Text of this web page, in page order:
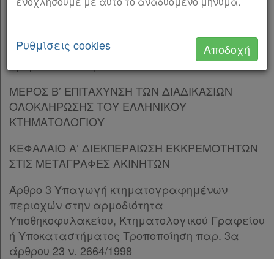
Άρθρο 12 [-]
Παρ.1Β
Παρ.4
Άρθρο 13
Άρθρο 14
Άρθρο 15
ΚΕΦΑΛΑΙΟ Β’ [-]
Άρθρο 16
Άρθρο 17
Άρθρο 18 [-]
Παρ.1
Παρ.2
Άρθρο 19 [-]
ΜΕΡΟΣ Α’ ΣΚΟΠΟΣ ΑΝΤΙΚΕΙΜΕΝΟ
Άρθρο 1 Σκοπός
ΜΕΡΟΣ Β’ ΕΠΙΤΑΧΥΝΣΗ ΤΩΝ ΔΙΑΔΙΚΑΣΙΩΝ
ΟΛΟΚΛΗΡΩΣΗΣ ΤΟΥ ΕΛΛΗΝΙΚΟΥ
ΚΤΗΜΑΤΟΛΟΓΙΟΥ
ΚΕΦΑΛΑΙΟ Α’ ΔΙΕΚΠΕΡΑΙΩΣΗ ΕΚΚΡΕΜΟΤΗΤΩΝ
ΣΤΙΣ ΜΕΤΑΓΡΑΦΕΣ ΑΚΙΝΗΤΩΝ
Άρθρο 3 Υπαγωγή κτηματογραφημένων
περιοχών στην αρμοδιότητα
Υποθηκοφυλακείου, Κτηματολογικού Γραφείου
ή Υποκαταστήματος Τροποποίηση παρ. 3α
άρθρου 23 ν. 2664/1998
Ρυθμίσεις cookies Αποδοχή